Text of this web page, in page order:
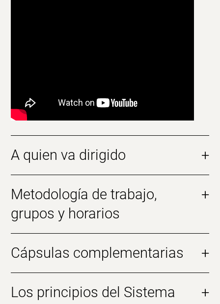
A quien va dirigido +
Metodología de trabajo,
grupos y horarios
+
Cápsulas complementarias +
Los principios del Sistema
+